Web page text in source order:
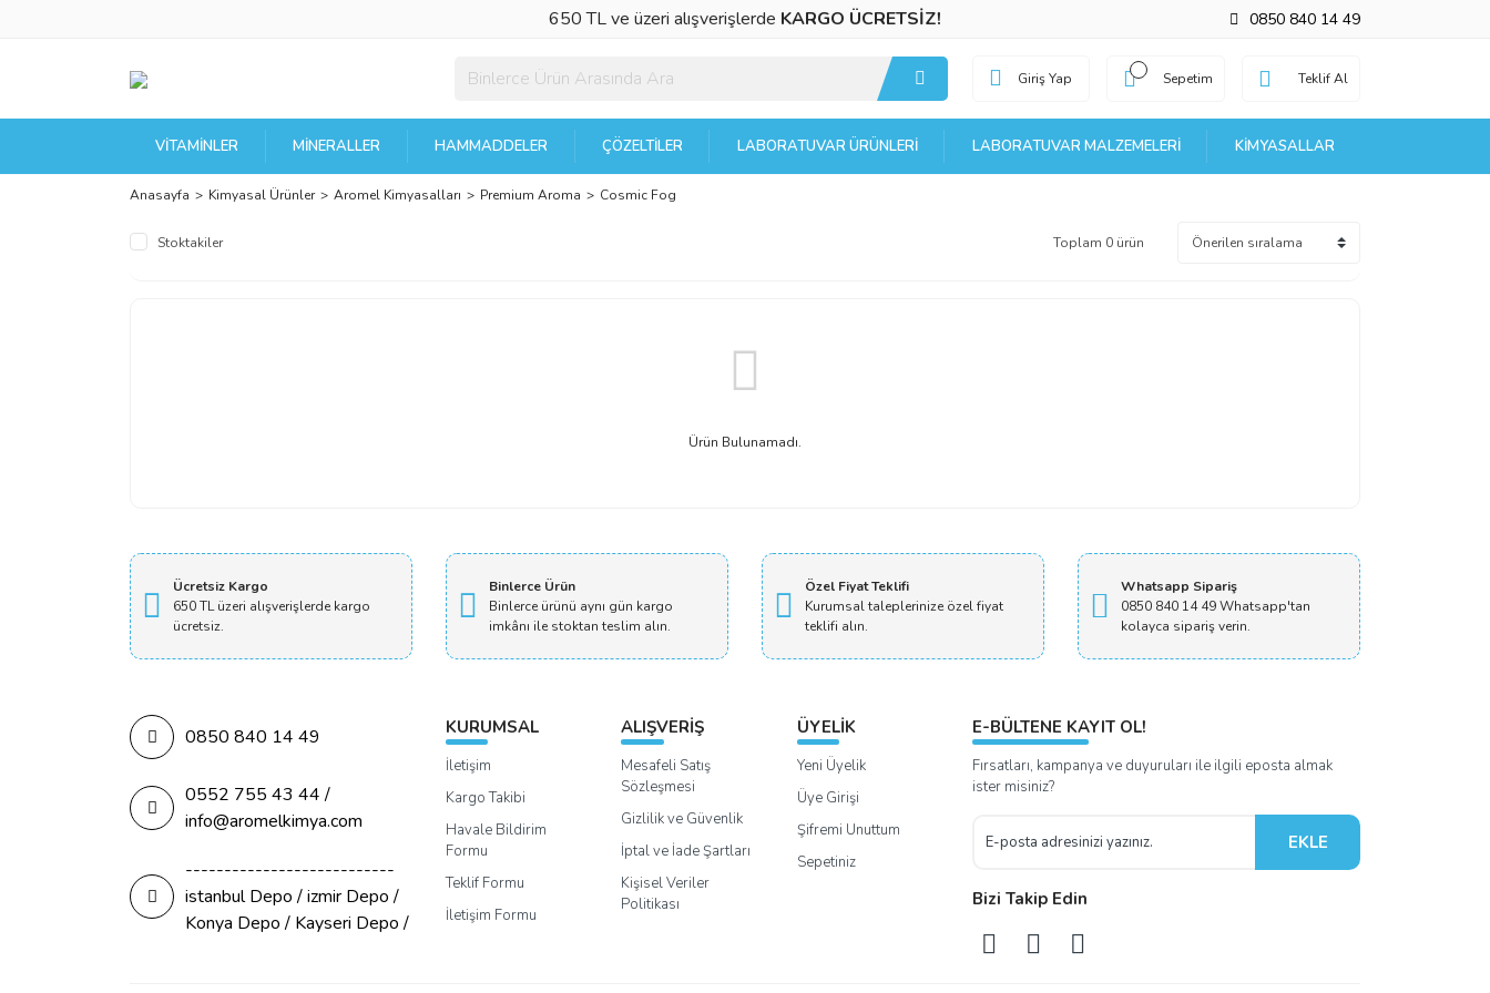
650 TL ve üzeri alışverişlerde KARGO ÜCRETSİZ! 0850 840 14 49
Giriş Yap Sepetim Teklif Al
VITAMINLER MINERALLER HAMMADDELER ÇÖZELTILER LABORATUVAR ÜRÜNLERI LABORATUVAR MALZEMELERI KIMYASALLAR
Anasayfa Kimyasal Ürünler Aromel Kimyasalları Premium Aroma Cosmic Fog
Stoktakiler Toplam 0 ürün
Ürün Bulunamadı.
Ücretsiz Kargo
650 TL üzeri alışverişlerde kargo
ücretsiz.
Binlerce Ürün
Binlerce ürünü aynı gün kargo
imkânı ile stoktan teslim alın.
Özel Fiyat Teklifi
Kurumsal taleplerinize özel fiyat
teklifi alın.
Whatsapp Sipariş
0850 840 14 49 Whatsapp'tan
kolayca sipariş verin.
0850 840 14 49
0552 755 43 44 /
info@aromelkimya.com
---------------------------
istanbul Depo / izmir Depo /
Konya Depo / Kayseri Depo /
KURUMSAL
İletişim
Kargo Takibi
Havale Bildirim
Formu
Teklif Formu
İletişim Formu
ALIŞVERİŞ
Mesafeli Satış
Sözleşmesi
Gizlilik ve Güvenlik
İptal ve İade Şartları
Kişisel Veriler
Politikası
ÜYELİK
Yeni Üyelik
Üye Girişi
Şifremi Unuttum
Sepetiniz
E-BÜLTENE KAYIT OL!
Fırsatları, kampanya ve duyuruları ile ilgili eposta almak
ister misiniz?
EKLE
Bizi Takip Edin